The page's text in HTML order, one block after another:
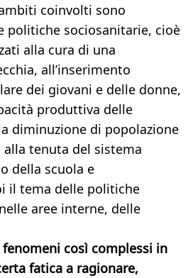
coinvolti sono
politiche sociosanitarie, cioè
alla cura di una
all’inserimento
dei giovani e delle donne,
produttiva delle
diminuzione di popolazione
tenuta del sistema
della scuola e
il tema delle politiche
aree interne, delle
fenomeni così complessi in
fatica a ragionare,